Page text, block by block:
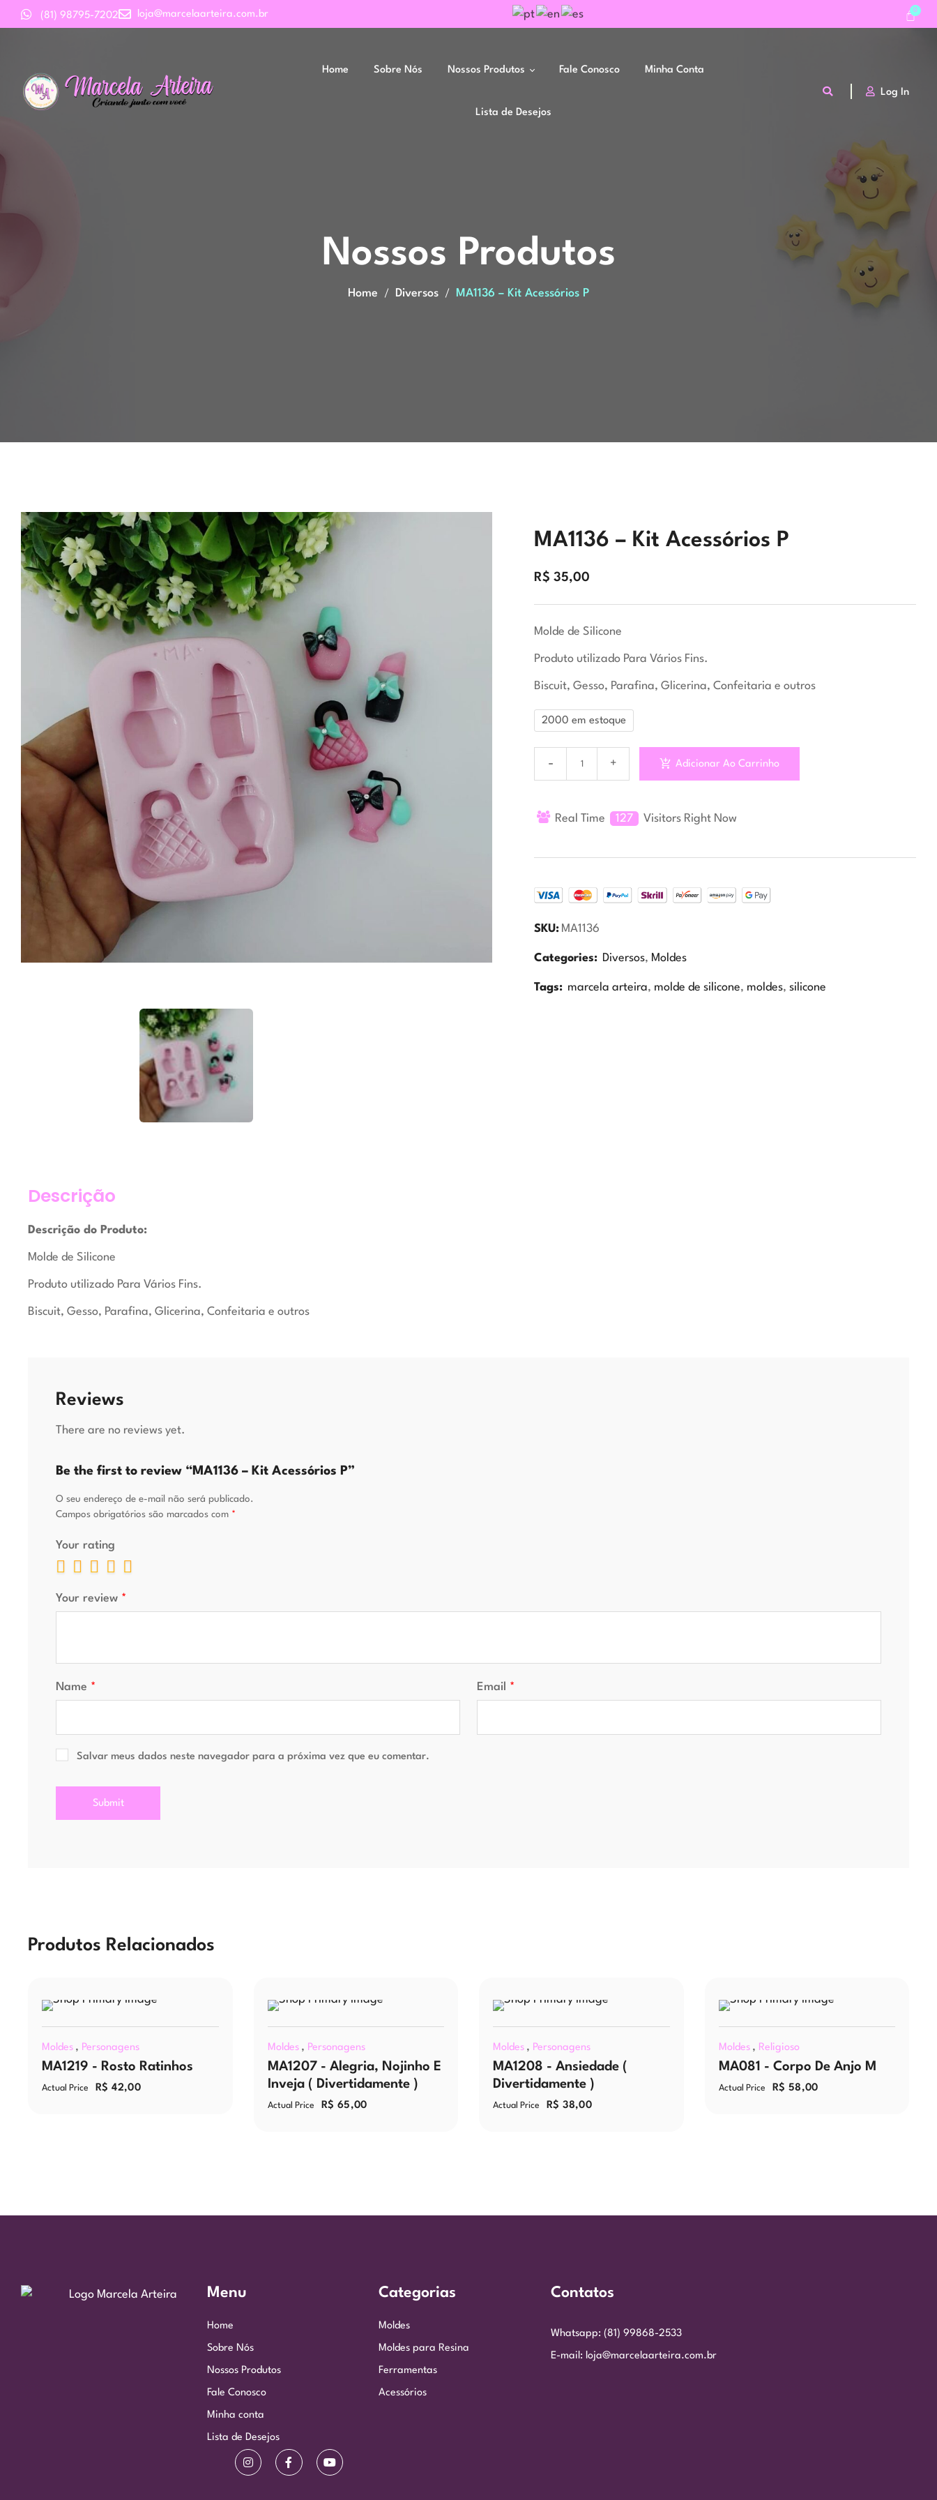
(81) 98795-7202 loja@marcelaarteira.com.br
Home Sobre Nós Nossos Produtos Fale Conosco Minha Conta
Lista de Desejos
Log In
Nossos Produtos
Home Diversos MA1136 – Kit Acessórios P
MA1136 – Kit Acessórios P
R$ 35,00
Molde de Silicone
Produto utilizado Para Vários Fins.
Biscuit, Gesso, Parafina, Glicerina, Confeitaria e outros
2000 em estoque
Adicionar Ao Carrinho
Real Time 127 Visitors Right Now
SKU: MA1136
Categories: Diversos, Moldes
Tags: marcela arteira, molde de silicone, moldes,silicone
Descrição
Descrição do Produto:
Molde de Silicone
Produto utilizado Para Vários Fins.
Biscuit, Gesso, Parafina, Glicerina, Confeitaria e outros
Reviews
There are no reviews yet.
Be the first to review “MA1136 – Kit Acessórios P”
O seu endereço de e-mail não será publicado.
Campos obrigatórios são marcados com *
Your rating
Your review *
Name * Email *
Salvar meus dados neste navegador para a próxima vez que eu comentar.
Produtos Relacionados
Moldes , Personagens
MA1219 - Rosto Ratinhos
Actual Price R$ 42,00
Moldes , Personagens
MA1207 - Alegria, Nojinho E
Inveja ( Divertidamente )
Actual Price R$ 65,00
Moldes , Personagens
MA1208 - Ansiedade (
Divertidamente )
Actual Price R$ 38,00
Moldes , Religioso
MA081 - Corpo De Anjo M
Actual Price R$ 58,00
Menu
Home
Sobre Nós
Nossos Produtos
Fale Conosco
Minha conta
Lista de Desejos
Categorias
Moldes
Moldes para Resina
Ferramentas
Acessórios
Contatos
Whatsapp: (81) 99868-2533
E-mail: loja@marcelaarteira.com.br